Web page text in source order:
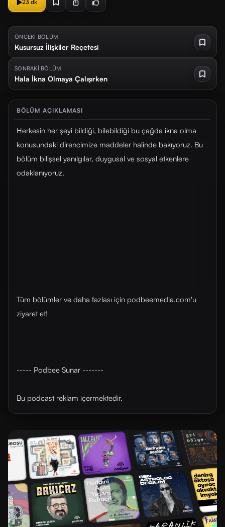
23 dk
ÖNCEKİ BÖLÜM
Kusursuz İlişkiler Reçetesi
SONRAKİ BÖLÜM
Hala İkna Olmaya Çalışırken
BÖLÜM AÇIKLAMASI
Herkesin her şeyi bildiği, bilebildiği bu çağda ikna olma
konusundaki direncimize maddeler halinde bakıyoruz. Bu
bölüm bilişsel yanılgılar, duygusal ve sosyal etkenlere
odaklanıyoruz.
Tüm bölümler ve daha fazlası için ⁠⁠podbeemedia.com⁠⁠'u
ziyaret et!
----- Podbee Sunar -------
Bu podcast reklam içermektedir.